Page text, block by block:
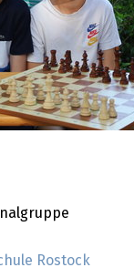
Rostock